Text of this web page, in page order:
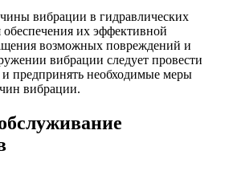
вибрации в гидравлических
их эффективной
возможных повреждений и
вибрации следует провести
предпринять необходимые меры
вибрации.